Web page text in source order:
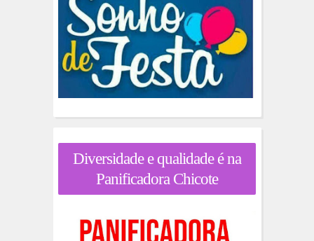
Diversidade e qualidade é na
Panificadora Chicote